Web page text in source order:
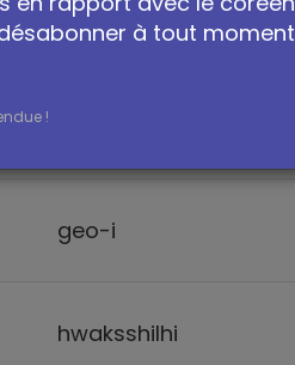
byeollo
geo-i
hwaksshilhi
à tout moment
!